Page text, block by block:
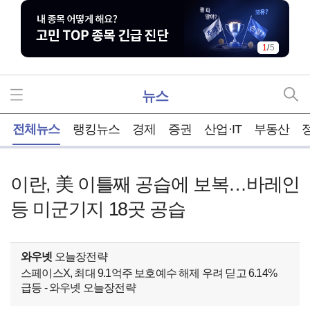
2/5
뉴스
전체뉴스 랭킹뉴스 경제 증권 산업·IT 부동산
이란, 美 이틀째 공습에 보복…바레인
등 미군기지 18곳 공습
와우넷 오늘장전략
스페이스X, 최대 9.1억주 보호예수 해제 우려 딛고 6.14%
급등 - 와우넷 오늘장전략